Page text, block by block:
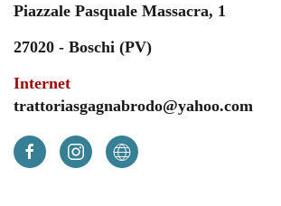
Piazzale Pasquale Massacra, 1
27020 - Boschi (PV)
Internet
trattoriasgagnabrodo@yahoo.com